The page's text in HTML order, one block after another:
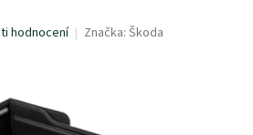
hodnocení Značka: Škoda